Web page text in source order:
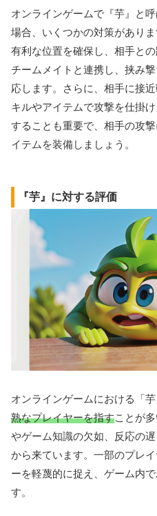
オンラインゲームで『芋』と
場合、いくつかの対策があり
有利な位置を確保し、相手と
チームメイトと連携し、挟み
応します。さらに、相手に接
キルやアイテムで攻撃を仕掛
することも重要で、相手の攻
イテムを装備しましょう。
『芋』に対する評価
オンラインゲームにおける「芋
熟なプレイヤーを指すことが
やゲーム知識の欠如、反応の
から来ています。一部のプレ
ーを軽蔑的に捉え、ゲーム内
す。